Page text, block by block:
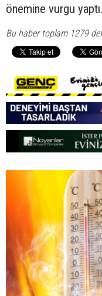
önemine vurgu yaptı.
Bu haber toplam 1279